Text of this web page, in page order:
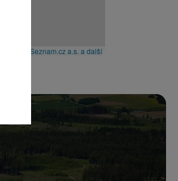
© Seznam.cz a.s. a další